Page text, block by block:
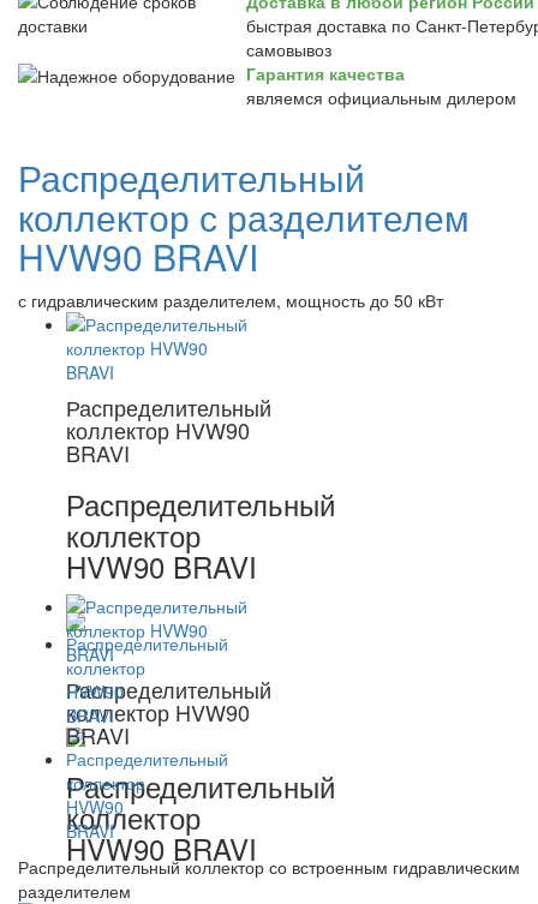
быстрая доставка по Санкт-
самовывоз
Гарантия качества
являемся официальным дилером
Распределительный
коллектор с разделителем
HVW90 BRAVI
с гидравлическим разделителем, мощность до 50 кВт
Распределительный
коллектор HVW90
BRAVI
Распределительный
коллектор
HVW90 BRAVI
Распределительный
коллектор HVW90
BRAVI
Распределительный
коллектор
HVW90 BRAVI
Распределительный коллектор со встроенным гидравлическим
разделителем